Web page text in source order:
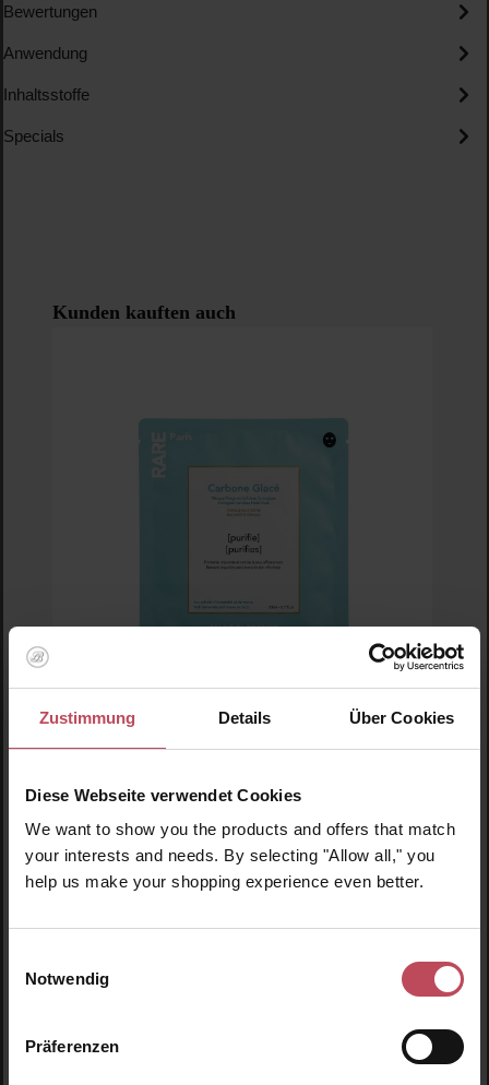
Zustimmung Details Über Cookies
Diese Webseite verwendet Cookies
We want to show you the products and offers that match
your interests and needs. By selecting "Allow all," you
help us make your shopping experience even better.
Notwendig
Präferenzen
Bewertungen
Anwendung
Inhaltsstoffe
Specials
Produktgalerie überspringen
Kunden kauften auch
RARE Paris
Carbone Glacé Face Mask (1 Maske)
Gesichtsmaske
Regulärer Preis:
7,65 CHF
Produktgalerie überspringen
Ähnliche Produkte